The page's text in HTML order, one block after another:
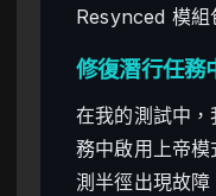
Resynced 模組
修復潛行任
在我的測試中
務中啟用上帝
測半徑出現故